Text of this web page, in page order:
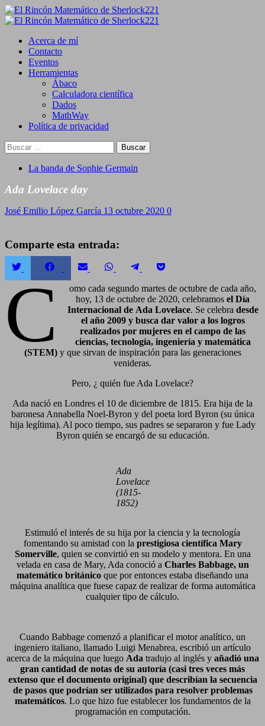
Saltar
al
Primary
Acerca de mí
Contacto
Eventos
Herramientas
Ábaco
Calculadora científica
Dados
MathWay
Política de privacidad
Buscar:
La banda de Sophie Germain
Ada Lovelace day
José Emilio López García 13 octubre 2020 0
Comparte esta entrada:
Compartir
Twitter
Compartir
Facebook
Compartir
Email
Compartir
WhatsApp
Compartir
TelegramPocket
C
omo cada segundo martes de octubre de cada año,
hoy, 13 de octubre de 2020, celebramosel Día
Internacional de Ada Lovelace. Se celebra desde
el año 2009 y busca dar valor a los logros
realizados por mujeres en el campo de las
ciencias, tecnología, ingeniería y matemática
(STEM)y que sirvan de inspiración para las generaciones
venideras.
Pero, ¿ quién fue Ada Lovelace?
Ada nació en Londres el 10 de diciembre de 1815. Era hija de la
baronesa Annabella Noel-Byron y del poeta lord Byron (su única
hija legítima). Al poco tiempo, sus padres se separaron y fue Lady
Byron quién se encargó de su educación.
Ada
Lovelace
(1815-
1852)
Estimuló el interés de su hija por la ciencia y la tecnología
fomentando su amistad con la prestigiosa científica Mary
Somerville, quien se convirtió en su modelo y mentora. En una
velada en casa de Mary, Ada conoció a Charles Babbage, un
matemático británico que por entonces estaba diseñando una
máquina analítica que fuese capaz de realizar de forma automática
cualquier tipo de cálculo.
Cuando Babbage comenzó a planificar el motor analítico, un
ingeniero italiano, llamado Luigi Menabrea, escribió un artículo
acerca de la máquina que luego Ada tradujo al inglés y añadió una
gran cantidad de notas de su autoría (casi tres veces más
extenso que el documento original) que describían la secuencia
de pasos que podrían ser utilizados para resolver problemas
matemáticos. Lo que hizo fue establecer los fundamentos de la
programación en computación.